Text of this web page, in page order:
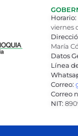
Horario:
viernes
María
Datos
Línea
Correo:
Correo
NIT: